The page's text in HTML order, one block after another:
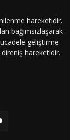
hareketidir.
bağımsızlaşarak
geliştirme
hareketidir.